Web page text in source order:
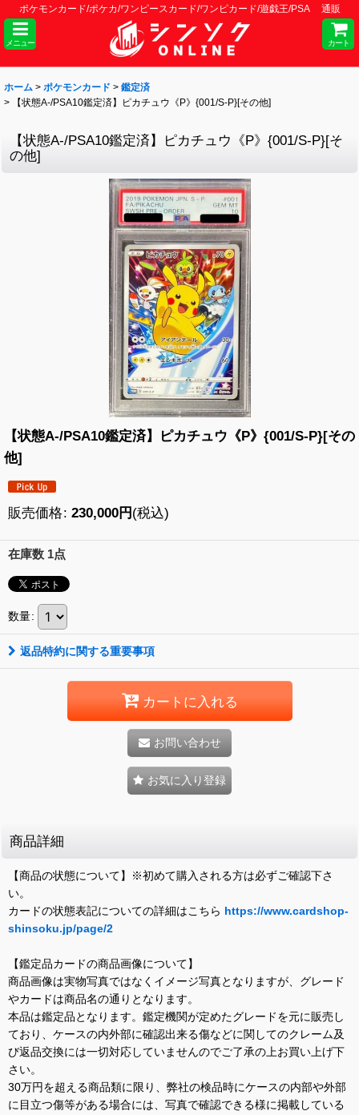
ポケモンカード/ポケカ/ワンピースカード/ワンピカード/遊戯王/PSA 通販
メニュー カート
ホーム > ポケモンカード > 鑑定済
>
【状態A-/PSA10鑑定済】ピカチュウ《P》{001/S-P}[その他]
【状態A-/PSA10鑑定済】ピカチュウ《P》{001/S-P}[そ
の他]
【状態A-/PSA10鑑定済】ピカチュウ《P》{001/S-P}[その
他]
販売価格: 230,000円 (税込)
在庫数 1点
数量:
返品特約に関する重要事項
カートに入れる
お問い合わせ
お気に入り登録
商品詳細
【商品の状態について】※初めて購入される方は必ずご確認下さ
い。
カードの状態表記についての詳細はこちら https://www.cardshop-
shinsoku.jp/page/2
【鑑定品カードの商品画像について】
商品画像は実物写真ではなくイメージ写真となりますが、グレード
やカードは商品名の通りとなります。
本品は鑑定品となります。鑑定機関が定めたグレードを元に販売し
ており、ケースの内外部に確認出来る傷などに関してのクレーム及
び返品交換には一切対応していませんのでご了承の上お買い上げ下
さい。
30万円を超える商品類に限り、弊社の検品時にケースの内部や外部
に目立つ傷等がある場合には、写真で確認できる様に掲載している